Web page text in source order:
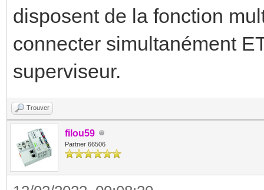
disposent de la fonction
connecter simultanément
superviseur.
Trouver
filou59
Partner 66506